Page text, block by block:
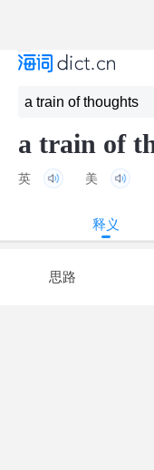
a train of
英 美
释义
思路